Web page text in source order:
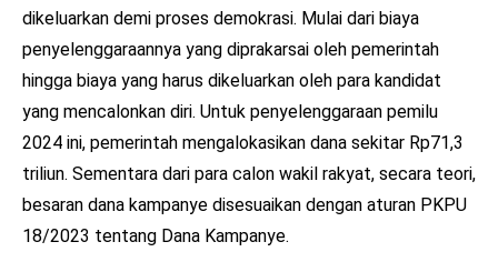
dikeluarkan demi proses demokrasi. Mulai dari biaya
penyelenggaraannya yang diprakarsai oleh pemerintah
hingga biaya yang harus dikeluarkan oleh para kandidat
yang mencalonkan diri. Untuk penyelenggaraan pemilu
2024 ini, pemerintah mengalokasikan dana sekitar Rp71,3
triliun. Sementara dari para calon wakil rakyat, secara teori,
besaran dana kampanye disesuaikan dengan aturan PKPU
18/2023 tentang Dana Kampanye.